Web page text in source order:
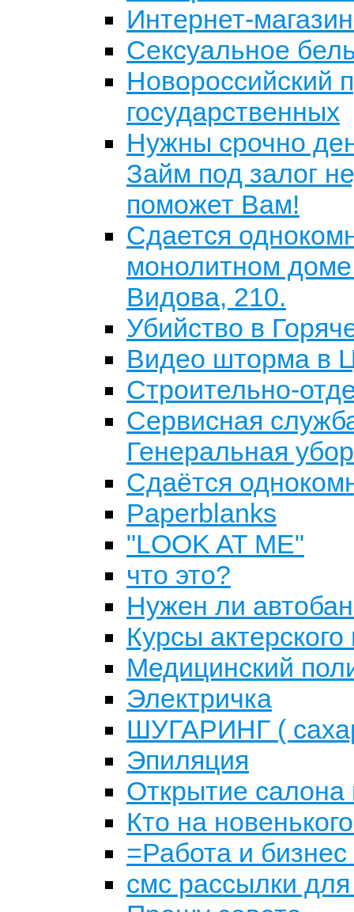
Интернет-
Сексуальное
Новороссийский
государственных
Нужны срочно
Займ под залог
поможет Вам!
Сдается
монолитном
Видова, 210.
Убийство в
Видео шторма в
Строительно-
Сервисная
Генеральная
Сдаётся
Paperblanks
"LOOK AT ME"
что это?
Нужен ли
Курсы
Медицинский
Электричка
ШУГАРИНГ (
Эпиляция
Открытие
Кто на
=Работа и
смс рассылки